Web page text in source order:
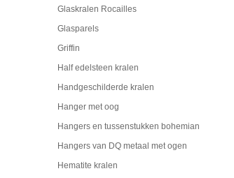
Glaskralen Rocailles
Glasparels
Griffin
Half edelsteen kralen
Handgeschilderde kralen
Hanger met oog
Hangers en tussenstukken bohemian
Hangers van DQ metaal met ogen
Hematite kralen